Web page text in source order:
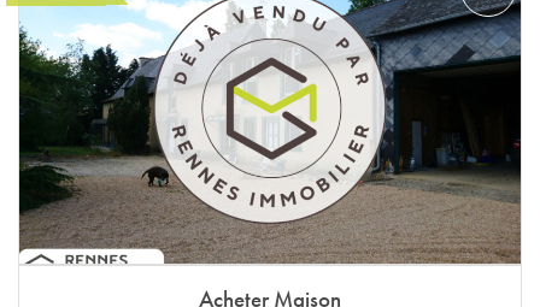
Acheter Maison